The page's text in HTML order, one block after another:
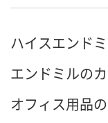
ハイスエンド
エンドミルの
オフィス用品